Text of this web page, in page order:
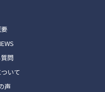
問
いて
声